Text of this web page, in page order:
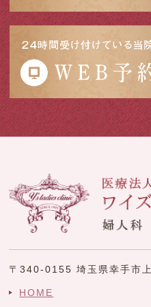
〒340-0155 埼玉県幸手市
HOME